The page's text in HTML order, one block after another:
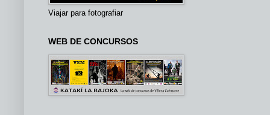
Viajar para fotografiar
WEB DE CONCURSOS